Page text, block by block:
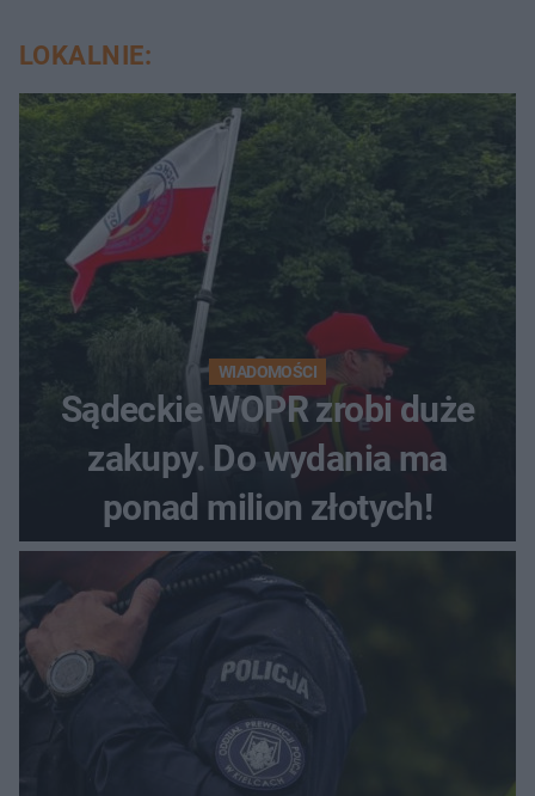
LOKALNIE:
WIADOMOŚCI
Sądeckie WOPR zrobi duże
zakupy. Do wydania ma
ponad milion złotych!